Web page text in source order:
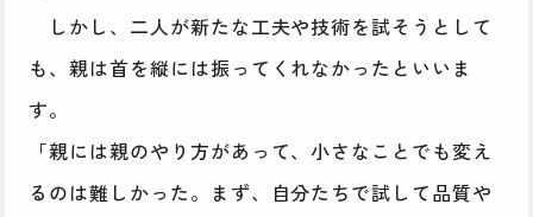
しかし、二人が新たな工夫や技術を試そうとして
も、親は首を縦には振ってくれなかったといいま
す。
「親には親のやり方があって、小さなことでも変え
るのは難しかった。まず、自分たちで試して品質や